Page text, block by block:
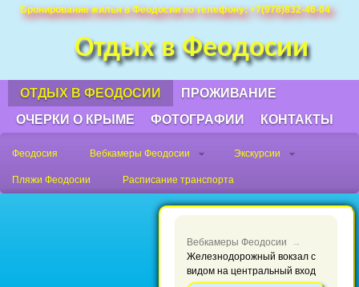
Отдых в Феодосии
Бронирование жилья в Феодосии по телефону: +7(978)832-46-04
Недорого снять жилье, квртиру в
частном секторе, посуточно или на
длительный срок.
ОТДЫХ В ФЕОДОСИИ
ПРОЖИВАНИЕ
ОЧЕРКИ О КРЫМЕ
ФОТОГРАФИИ КОНТАКТЫ
Феодосия Вебкамеры Феодосии Экскурсии
Пляжи Феодосии Расписание транспорта
Вебкамеры Феодосии
→
Железнодорожный вокзал с
видом на центральный вход